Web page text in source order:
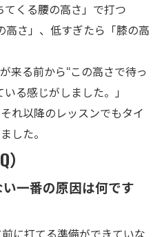
くる腰の高さ」で打つ
高さ」、低すぎたら「膝の高
来る前から“この高さで待っ
る感じがしました。」
れ以降のレッスンでもタイ
した。
一番の原因は何です
に打てる準備ができていな